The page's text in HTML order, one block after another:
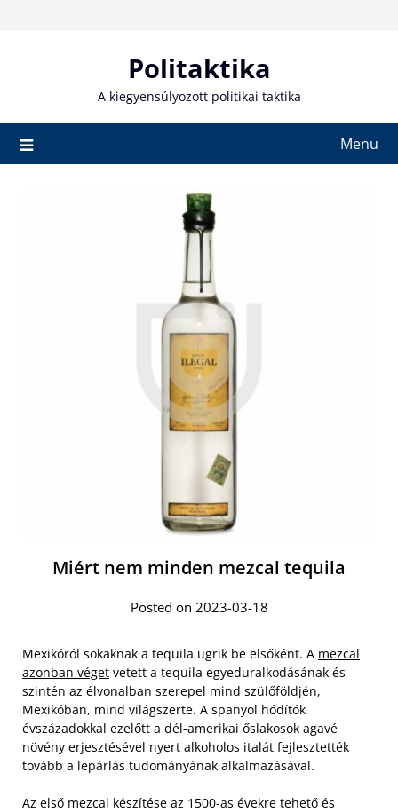
Politaktika
A kiegyensúlyozott politikai taktika
Menu
Miért nem minden mezcal tequila
Posted on 2023-03-18
Mexikóról sokaknak a tequila ugrik be elsőként. A mezcal
azonban véget vetett a tequila egyeduralkodásának és
szintén az élvonalban szerepel mind szülőföldjén,
Mexikóban, mind világszerte. A spanyol hódítók
évszázadokkal ezelőtt a dél-amerikai őslakosok agavé
növény erjesztésével nyert alkoholos italát fejlesztették
tovább a lepárlás tudományának alkalmazásával.
Az első mezcal készítése az 1500-as évekre tehető és